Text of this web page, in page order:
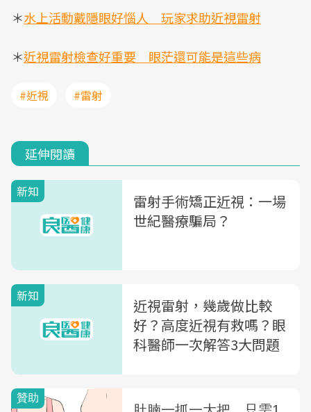
＊水上活動戴隱眼好惱人 玩家求助近視雷射
＊近視雷射檢查好重要 眼茫還可能是這些病
#近視 #雷射
延伸閱讀
新知
雷射手術矯正近視：一場
世紀醫療騙局？
新知
近視雷射，幾歲做比較
好？高度近視有救嗎？眼
科醫師一次解答3大問題